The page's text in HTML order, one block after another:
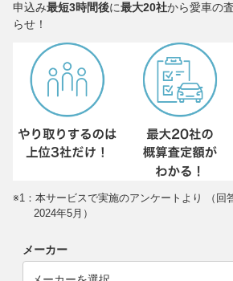
申込み最短3時間後に最大20社から愛車の
らせ！
※1：本サービスで実施のアンケートより （回
2024年5月）
メーカー